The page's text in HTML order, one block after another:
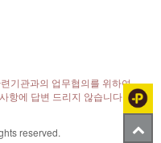
기관과의 업무협의를 위하여
항에 답변 드리지 않습니다.
reserved.